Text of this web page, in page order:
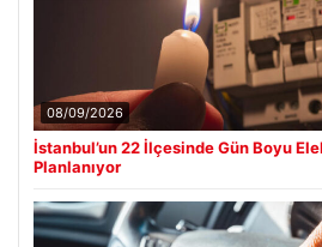
08/09/2026
İstanbul’un 22 İlçesinde Gün Boyu
Planlanıyor